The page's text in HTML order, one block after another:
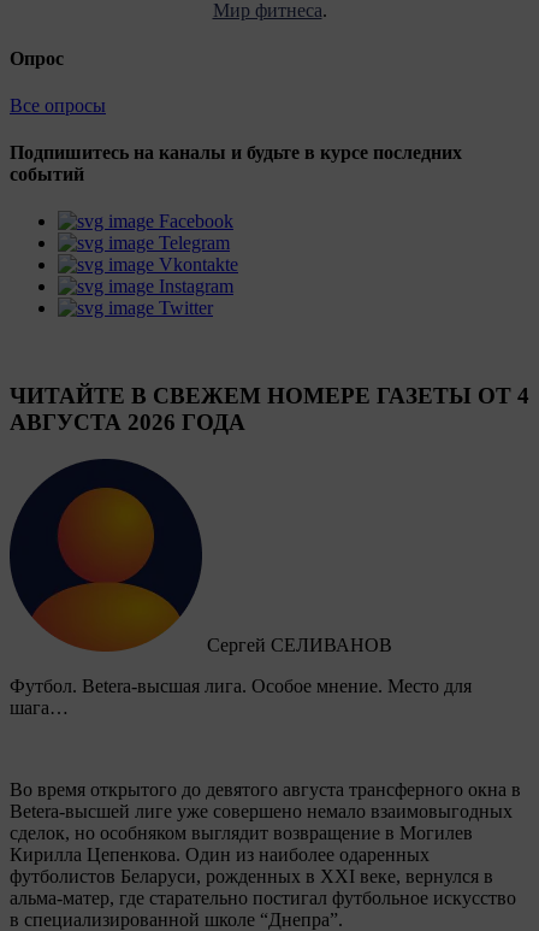
Мир фитнеса.
Опрос
Все опросы
Подпишитесь на каналы и будьте в курсе последних
событий
Facebook
Telegram
Vkontakte
Instagram
Twitter
ЧИТАЙТЕ В СВЕЖЕМ НОМЕРЕ ГАЗЕТЫ ОТ 4
АВГУСТА 2026 ГОДА
Сергей СЕЛИВАНОВ
Футбол. Betera-высшая лига. Особое мнение. Место для
шага…
Во время открытого до девятого августа трансферного окна в
Betera-высшей лиге уже совершено немало взаимовыгодных
сделок, но особняком выглядит возвращение в Могилев
Кирилла Цепенкова. Один из наиболее одаренных
футболистов Беларуси, рожденных в XXI веке, вернулся в
альма-матер, где старательно постигал футбольное искусство
в специализированной школе “Днепра”.